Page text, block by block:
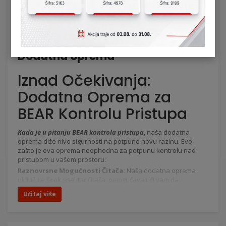
Dodatna oprema
Iznad Očekivanja:
Dodatna Oprema za
BEAR Kontrolu Pristupa
Kada je u pitanju BEAR kontrola pristupa, naša dodatna
oprema diže nivo sigurnosti na potpuno novu razinu. Evo
zašto je ova oprema neophodna za potpunu kontrolu nad
pristupom u vašem prostoru:
Raznovrsne Mogućnosti Čitača: Naša dodatna oprema
odaberete onaj koji najbolje odgovara vašim potrebama. Bez
obzira da li preferirate RFID kartice, biometrijske čitače ili
Učitaj više